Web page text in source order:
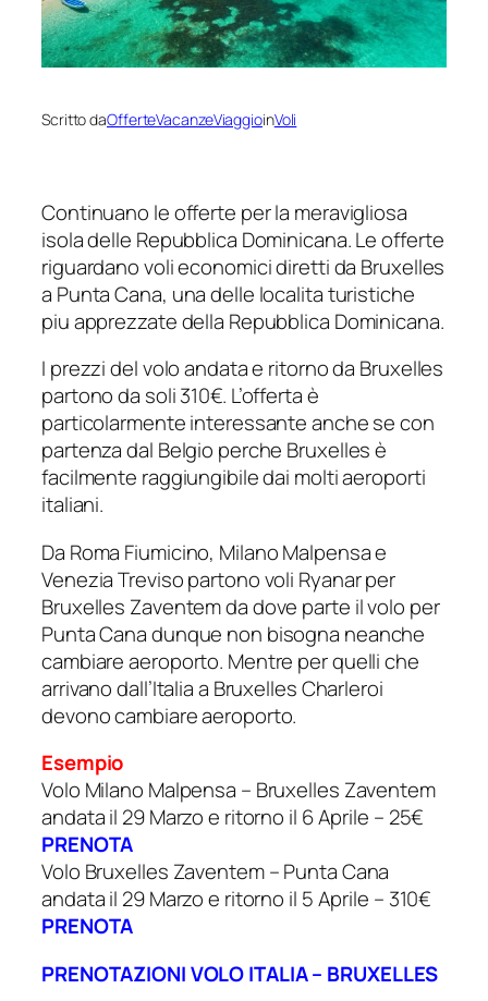
Scritto daOfferteVacanzeViaggioinVoli
Continuano le offerte per la meravigliosa
isola delle Repubblica Dominicana. Le offerte
riguardano voli economici diretti da Bruxelles
a Punta Cana, una delle localita turistiche
piu apprezzate della Repubblica Dominicana.
I prezzi del volo andata e ritorno da Bruxelles
partono da soli 310€. L’offerta è
particolarmente interessante anche se con
partenza dal Belgio perche Bruxelles è
facilmente raggiungibile dai molti aeroporti
italiani.
Da Roma Fiumicino, Milano Malpensa e
Venezia Treviso partono voli Ryanar per
Bruxelles Zaventem da dove parte il volo per
Punta Cana dunque non bisogna neanche
cambiare aeroporto. Mentre per quelli che
arrivano dall’Italia a Bruxelles Charleroi
devono cambiare aeroporto.
Esempio
Volo Milano Malpensa – Bruxelles Zaventem
andata il 29 Marzo e ritorno il 6 Aprile – 25€
PRENOTA
Volo Bruxelles Zaventem – Punta Cana
andata il 29 Marzo e ritorno il 5 Aprile – 310€
PRENOTA
PRENOTAZIONI VOLO ITALIA – BRUXELLES